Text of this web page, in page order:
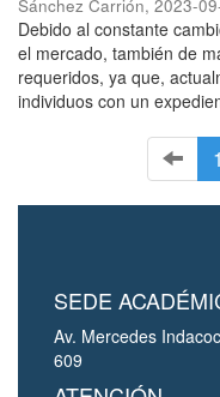
Sánchez Carrión, 2023-
Debido al constante
el mercado, también de
requeridos, ya que,
individuos con un
1
SEDE
Av. Mercedes
609